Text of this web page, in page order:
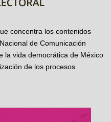
concentra los contenidos
de Comunicación
la vida democrática de México
de los procesos